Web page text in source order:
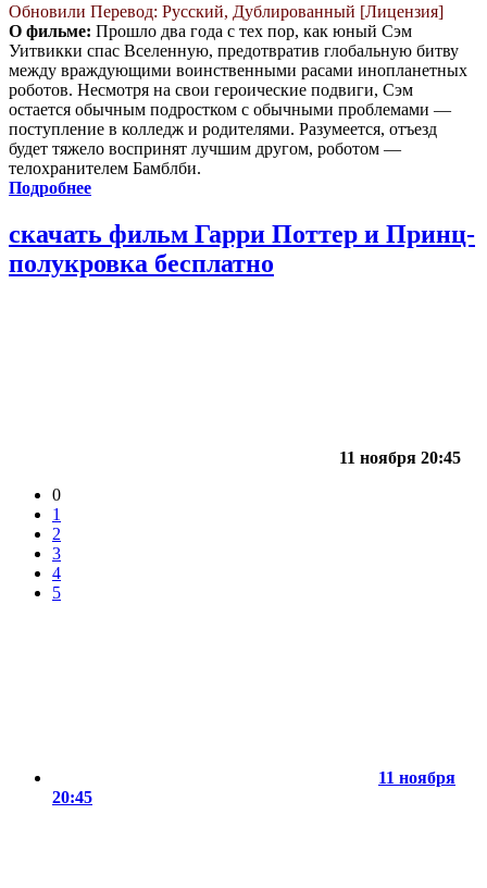
Обновили Перевод: Русский, Дублированный [Лицензия]
О фильме: Прошло два года с тех пор, как юный Сэм
Уитвикки спас Вселенную, предотвратив глобальную битву
между враждующими воинственными расами инопланетных
роботов. Несмотря на свои героические подвиги, Сэм
остается обычным подростком с обычными проблемами —
поступление в колледж и родителями. Разумеется, отъезд
будет тяжело воспринят лучшим другом, роботом —
телохранителем Бамблби.
Подробнее
скачать фильм Гарри Поттер и Принц-
полукровка бесплатно
11 ноября 20:45
0
1
2
3
4
5
11 ноября
20:45